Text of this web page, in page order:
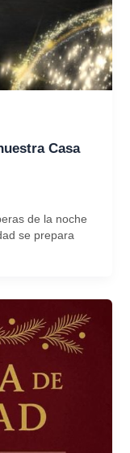
Casa
de la noche
se prepara